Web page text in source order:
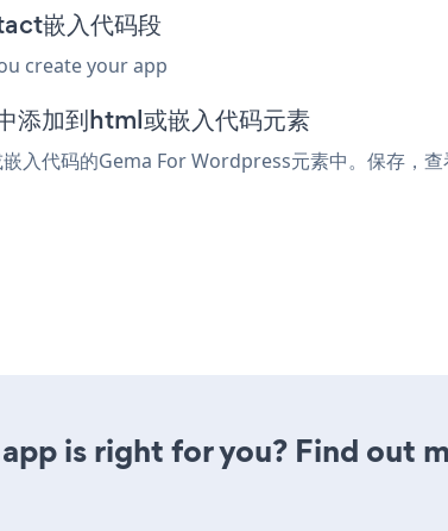
嵌入代码段
create your app
加到html或嵌入代码元素
入代码的Gema For Wordpress元素中。保存，查
is right for you? Find out